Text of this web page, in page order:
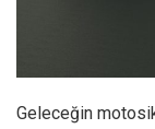
Geleceğin